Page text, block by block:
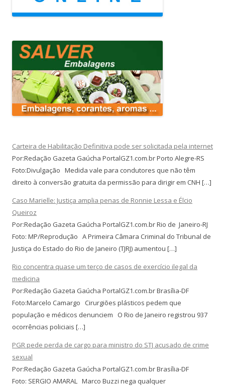
Carteira de Habilitação Definitiva pode ser solicitada pela internet
Por:Redação Gazeta Gaúcha PortalGZ1.com.br Porto Alegre-RS
Foto:Divulgação Medida vale para condutores que não têm
direito à conversão gratuita da permissão para dirigir em CNH […]
Caso Marielle: Justiça amplia penas de Ronnie Lessa e Élcio
Queiroz
Por:Redação Gazeta Gaúcha PortalGZ1.com.br Rio de Janeiro-RJ
Foto: MP/Reprodução A Primeira Câmara Criminal do Tribunal de
Justiça do Estado do Rio de Janeiro (TJRJ) aumentou […]
Rio concentra quase um terço de casos de exercício ilegal da
medicina
Por:Redação Gazeta Gaúcha PortalGZ1.com.br Brasília-DF
Foto:Marcelo Camargo Cirurgiões plásticos pedem que
população e médicos denunciem O Rio de Janeiro registrou 937
ocorrências policiais […]
PGR pede perda de cargo para ministro do STJ acusado de crime
sexual
Por:Redação Gazeta Gaúcha PortalGZ1.com.br Brasília-DF
Foto: SERGIO AMARAL Marco Buzzi nega qualquer